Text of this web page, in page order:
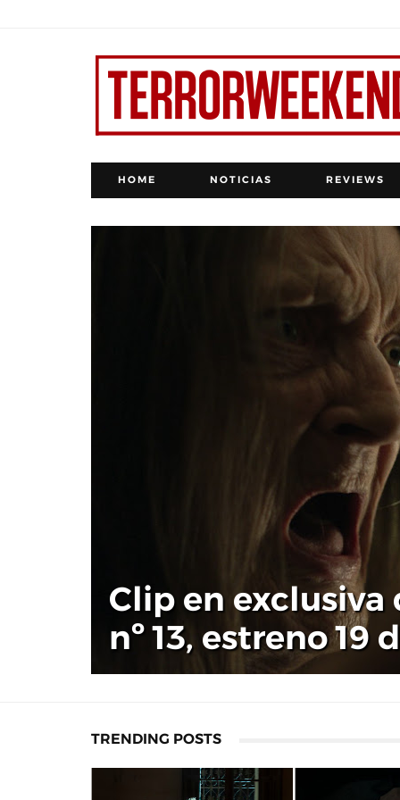
HOME NOTICIAS REVIEWS
Clip en exclusiva
nº 13, estreno 19
TRENDING POSTS